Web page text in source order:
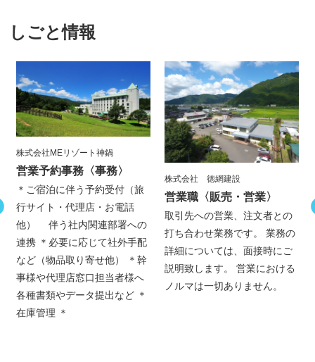
しごと情報
株式会社MEリゾート神鍋
営業予約事務 〈事務〉
＊ご宿泊に伴う予約受付（旅
行サイト・代理店・お電話
他） 伴う社内関連部署への
連携 ＊必要に応じて社外手配
など（物品取り寄せ他） ＊幹
事様や代理店窓口担当者様へ
各種書類やデータ提出など ＊
在庫管理 ＊
株式会社 徳網建設
営業職 〈販売・営業〉
取引先への営業、注文者との
打ち合わせ業務です。 業務の
詳細については、面接時にご
説明致します。 営業における
ノルマは一切ありません。